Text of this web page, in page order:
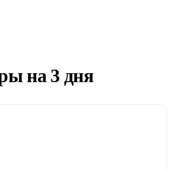
на 3 дня